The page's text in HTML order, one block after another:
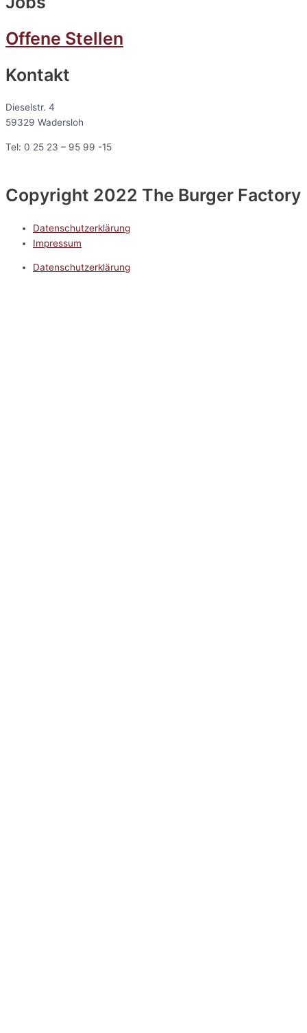
Offene Stellen
Kontakt
Dieselstr. 4
59329 Wadersloh
Tel: 0 25 23 – 95 99 -15
Copyright 2022 The Burger Factory
Datenschutzerklärung
Impressum
Datenschutzerklärung